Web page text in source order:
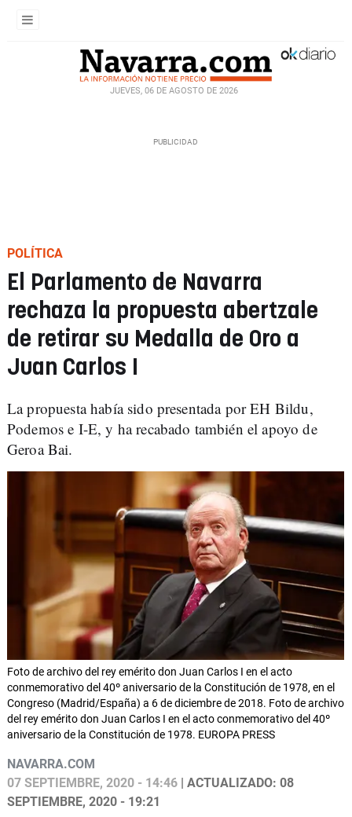
JUEVES, 06 DE AGOSTO DE 2026
POLÍTICA
El Parlamento de Navarra
rechaza la propuesta abertzale
de retirar su Medalla de Oro a
Juan Carlos I
La propuesta había sido presentada por EH Bildu,
Podemos e I-E, y ha recabado también el apoyo de
Geroa Bai.
Foto de archivo del rey emérito don Juan Carlos I en el acto
conmemorativo del 40º aniversario de la Constitución de 1978, en el
Congreso (Madrid/España) a 6 de diciembre de 2018. Foto de archivo
del rey emérito don Juan Carlos I en el acto conmemorativo del 40º
aniversario de la Constitución de 1978. EUROPA PRESS
NAVARRA.COM
07 SEPTIEMBRE, 2020 - 14:46 | ACTUALIZADO: 08
SEPTIEMBRE, 2020 - 19:21